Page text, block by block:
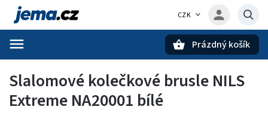
CZK
Prázdný košík
Slalomové kolečkové brusle NILS
Extreme NA20001 bílé